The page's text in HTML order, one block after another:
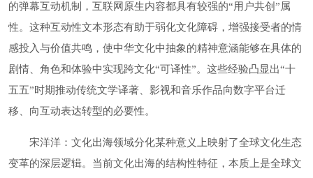
的弹幕互动机制，互联网原生内容都具有较强的“用户共创”属
性。这种互动性文本形态有助于弱化文化障碍，增强接受者的情
感投入与价值共鸣，使中华文化中抽象的精神意涵能够在具体的
剧情、角色和体验中实现跨文化“可译性”。这些经验凸显出“十
五五”时期推动传统文学译著、影视和音乐作品向数字平台迁
移、向互动表达转型的必要性。
宋洋洋：文化出海领域分化某种意义上映射了全球文化生态
变革的深层逻辑。当前文化出海的结构性特征，本质上是全球文